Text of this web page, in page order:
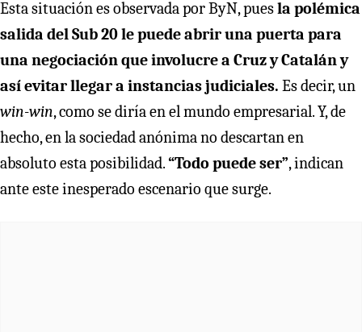
Esta situación es observada por ByN, puesla polémica
salida del Sub 20 le puede abrir una puerta para
una negociación que involucre a Cruz y Catalán y
así evitar llegar a instancias judiciales. Es decir, un
win-win, como se diría en el mundo empresarial. Y, de
hecho, en la sociedad anónima no descartan en
absoluto esta posibilidad.“Todo puede ser”, indican
ante este inesperado escenario que surge.